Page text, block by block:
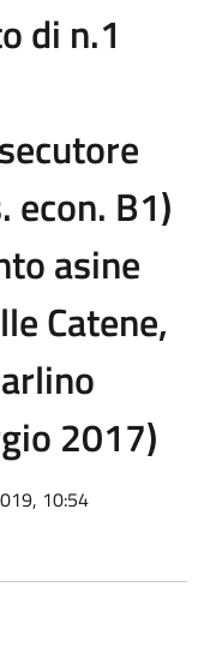
di n.1
econ. B1)
asine
Catene,
2017)
10:54